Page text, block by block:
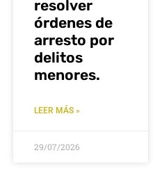
resolver
órdenes de
arresto por
delitos
menores.
LEER MÁS »
29/07/2026